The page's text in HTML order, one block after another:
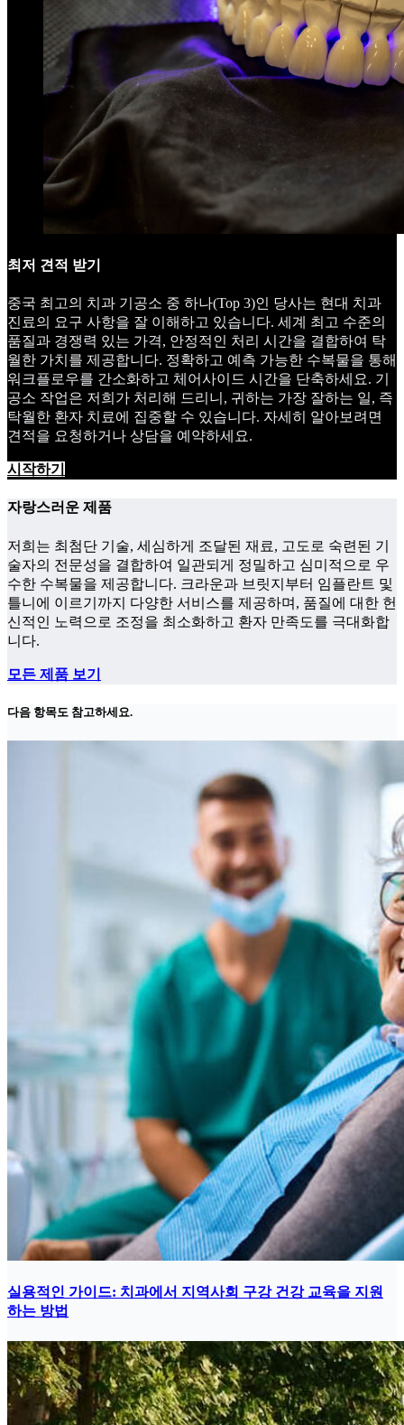
최저 견적 받기
중국 최고의 치과 기공소 중 하나(Top 3)인 당사는 현대 치과
진료의 요구 사항을 잘 이해하고 있습니다. 세계 최고 수준의
품질과 경쟁력 있는 가격, 안정적인 처리 시간을 결합하여 탁
월한 가치를 제공합니다. 정확하고 예측 가능한 수복물을 통해
워크플로우를 간소화하고 체어사이드 시간을 단축하세요. 기
공소 작업은 저희가 처리해 드리니, 귀하는 가장 잘하는 일, 즉
탁월한 환자 치료에 집중할 수 있습니다. 자세히 알아보려면
견적을 요청하거나 상담을 예약하세요.
시작하기
자랑스러운 제품
저희는 최첨단 기술, 세심하게 조달된 재료, 고도로 숙련된 기
술자의 전문성을 결합하여 일관되게 정밀하고 심미적으로 우
수한 수복물을 제공합니다. 크라운과 브릿지부터 임플란트 및
틀니에 이르기까지 다양한 서비스를 제공하며, 품질에 대한 헌
신적인 노력으로 조정을 최소화하고 환자 만족도를 극대화합
니다.
모든 제품 보기
다음 항목도 참고하세요.
실용적인 가이드: 치과에서 지역사회 구강 건강 교육을 지원
하는 방법